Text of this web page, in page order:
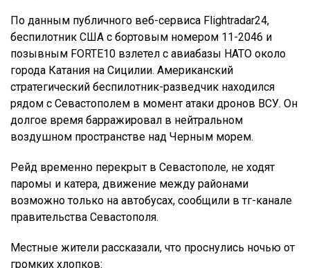
По данным публичного веб-сервиса Flightradar24,
беспилотник США с бортовым номером 11-2046 и
позывным FORTE10 взлетел с авиабазы НАТО около
города Катания на Сицилии. Американский
стратегический беспилотник-разведчик находился
рядом с Севастополем в момент атаки дронов ВСУ. Он
долгое время барражировал в нейтральном
воздушном пространстве над Черным морем.
Рейд временно перекрыт в Севастополе, не ходят
паромы и катера, движение между районами
возможно только на автобусах, сообщили в тг-канале
правительства Севастополя.
Местные жители рассказали, что проснулись ночью от
громких хлопков: